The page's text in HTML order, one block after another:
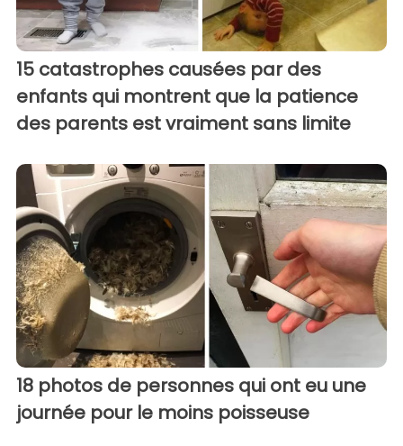
15 catastrophes causées par des
enfants qui montrent que la patience
des parents est vraiment sans limite
18 photos de personnes qui ont eu une
journée pour le moins poisseuse